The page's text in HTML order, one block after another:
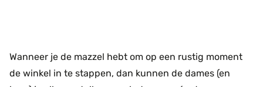
Wanneer je de mazzel hebt om op een rustig moment
de winkel in te stappen, dan kunnen de dames (en